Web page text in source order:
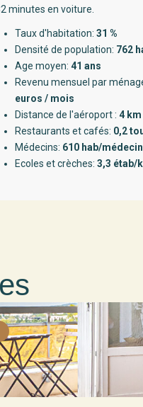
minutes en voiture.
Taux d'habitation:31 %
Densité de population: 762
Age moyen:41 ans
Revenu mensuel par
euros / mois
Distance de l'aéroport :4 km
Restaurants et cafés: 0,2
Médecins: 610 hab/médecin
Ecoles et crèches:3,3 étab/